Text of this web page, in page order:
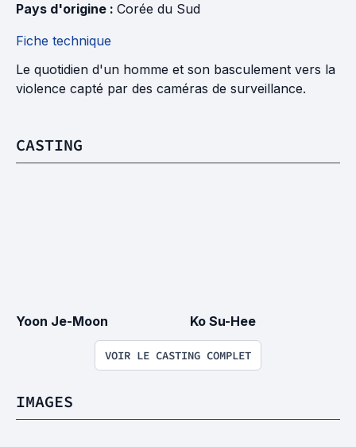
Pays d'origine : Corée du Sud
Fiche technique
Le quotidien d'un homme et son basculement vers la
violence capté par des caméras de surveillance.
CASTING
Yoon Je-Moon Ko Su-Hee
VOIR LE CASTING COMPLET
IMAGES